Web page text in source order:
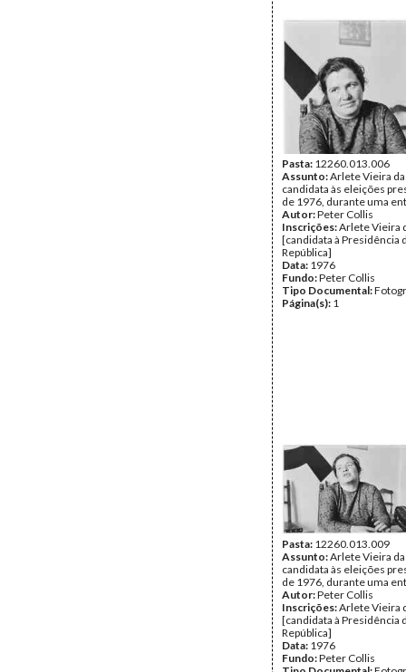
Pasta: 12260.013.006
Assunto:Arlete Vieira da
candidata às eleições
de 1976, durante uma
Autor:Peter Collis
Inscrições:Arlete Vieira
[candidata à Presidência
República]
Data: 1976
Fundo:Peter Collis
Tipo Documental:
Página(s): 1
Pasta: 12260.013.009
Assunto:Arlete Vieira da
candidata às eleições
de 1976, durante uma
Autor:Peter Collis
Inscrições:Arlete Vieira
[candidata à Presidência
República]
Data: 1976
Fundo:Peter Collis